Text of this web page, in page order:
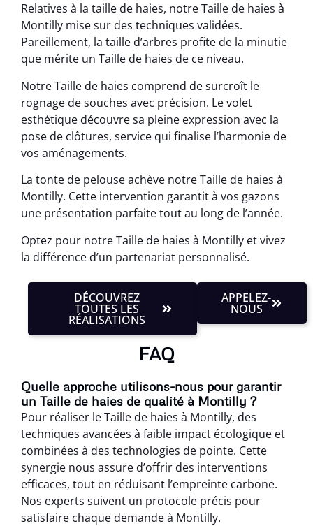
Relatives à la taille de haies, notre Taille de haies à
Montilly mise sur des techniques validées.
Pareillement, la taille d’arbres profite de la minutie
que mérite un Taille de haies de ce niveau.
Notre Taille de haies comprend de surcroît le
rognage de souches avec précision. Le volet
esthétique découvre sa pleine expression avec la
pose de clôtures, service qui finalise l’harmonie de
vos aménagements.
La tonte de pelouse achève notre Taille de haies à
Montilly. Cette intervention garantit à vos gazons
une présentation parfaite tout au long de l’année.
Optez pour notre Taille de haies à Montilly et vivez
la différence d’un partenariat personnalisé.
DÉCOUVREZ
TOUTES LES
RÉALISATIONS
APPELEZ-
NOUS
FAQ
Quelle approche utilisons-nous pour garantir
un Taille de haies de qualité à Montilly ?
Pour réaliser le Taille de haies à Montilly, des
techniques avancées à faible impact écologique et
combinées à des technologies de pointe. Cette
synergie nous assure d’offrir des interventions
efficaces, tout en réduisant l’empreinte carbone.
Nos experts suivent un protocole précis pour
satisfaire chaque demande à Montilly.